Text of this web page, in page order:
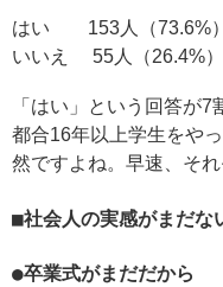
はい 153人（73.6%）
いいえ 55人（26.4%）
「はい」という回答が
都合16年以上学生をや
然ですよね。早速、そ
■社会人の実感がまだな
●卒業式がまだだから